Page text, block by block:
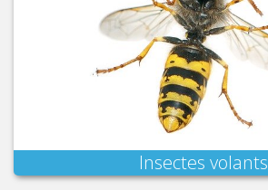
Insectes volants